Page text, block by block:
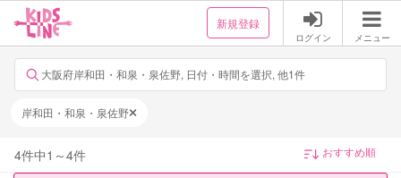
新規登録
ログイン メニュー
大阪府岸和田・和泉・泉佐野, 日付・時間を選択, 他1件
岸和田・和泉・泉佐野
4件中1 ～4件